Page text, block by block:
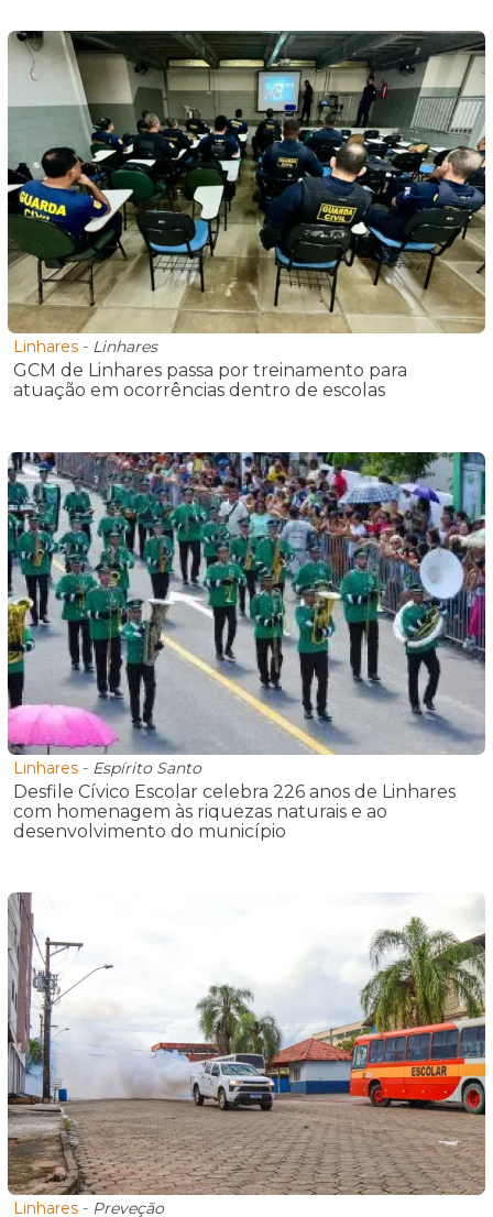
Linhares - Linhares
GCM de Linhares passa por treinamento para
atuação em ocorrências dentro de escolas
Linhares - Espírito Santo
Desfile Cívico Escolar celebra 226 anos de Linhares
com homenagem às riquezas naturais e ao
desenvolvimento do município
Linhares - Preveção